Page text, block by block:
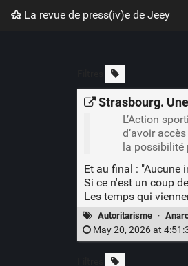
La revue de press(iv)e de Jeey
Strasbourg.
L’Action
d’avoir
la possibilité
Et au final : "Aucune
Si ce n'est un coup
Les temps qui
Autoritarisme ·
May 20, 2026 at